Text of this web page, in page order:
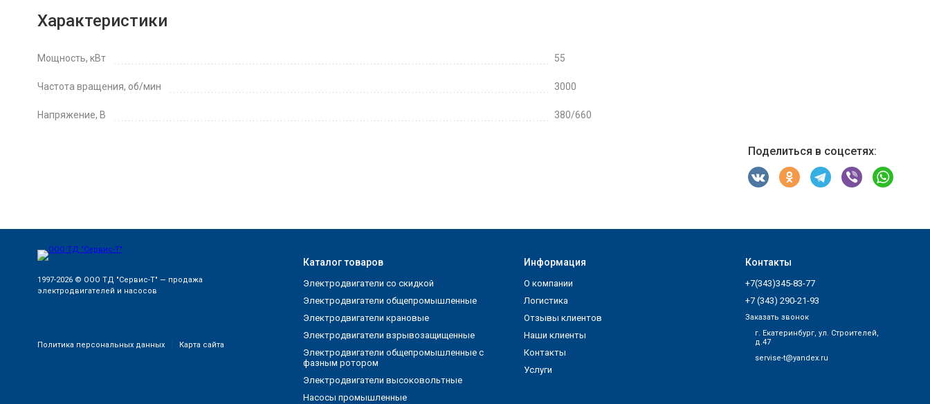
Характеристики
Мощность, кВт 55
Частота вращения, об/мин 3000
Напряжение, В 380/660
Поделиться в соцсетях:
1997-2026 © ООО ТД "Сервис-Т" — продажа
электродвигателей и насосов
Политика персональных данных Карта сайта
Каталог товаров
Электродвигатели со скидкой
Электродвигатели общепромышленные
Электродвигатели крановые
Электродвигатели взрывозащищенные
Электродвигатели общепромышленные с
фазным ротором
Электродвигатели высоковольтные
Насосы промышленные
Информация
О компании
Логистика
Отзывы клиентов
Наши клиенты
Контакты
Услуги
Контакты
+7(343)345-83-77
+7 (343) 290-21-93
Заказать звонок
г. Екатеринбург, ул. Строителей,
д.47
servise-t@yandex.ru